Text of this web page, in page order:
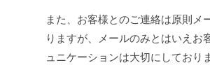
また、お客様とのご連絡は原則メ
りますが、メールのみとはいえお
ュニケーションは大切にしており